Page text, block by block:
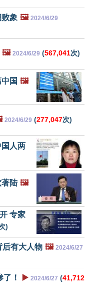
象 🖼️ 2024/6/29
🖼️ 2024/6/29 (567,041次)
国 🖼️
2024/6/29 (277,047次)
国人两
陆 🖼️
专家
)
后有大人物 🖼️ 2024/6/27
！ ▶️ 2024/6/27 (41,712